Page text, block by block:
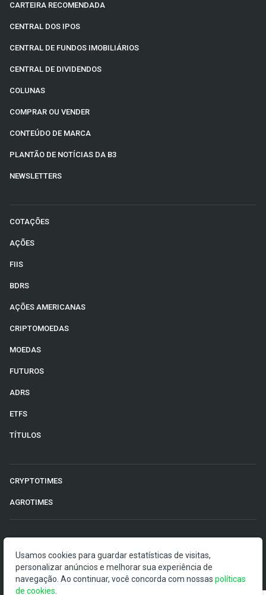
CARTEIRA RECOMENDADA
CENTRAL DOS IPOS
CENTRAL DE FUNDOS IMOBILIÁRIOS
CENTRAL DE DIVIDENDOS
COLUNAS
COMPRAR OU VENDER
CONTEÚDO DE MARCA
PLANTÃO DE NOTÍCIAS DA B3
NEWSLETTERS
COTAÇÕES
AÇÕES
FIIS
BDRS
AÇÕES AMERICANAS
CRIPTOMOEDAS
MOEDAS
FUTUROS
ADRS
ETFS
TÍTULOS
CRYPTOTIMES
AGROTIMES
O Money Times publica matérias de cunho jornalístico, que
visam a democratização da informação. Nossas
publicações devem ser compreendidas como boletins
Usamos cookies para guardar estatísticas de visitas,
personalizar anúncios e melhorar sua experiência de
navegação. Ao continuar, você concorda com nossas políticas
de cookies